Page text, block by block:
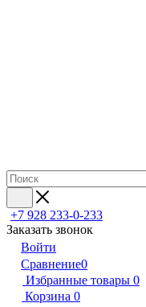
+7 928 233-0-233
Заказать звонок
Войти
Сравнение0
Избранные товары 0
Корзина 0